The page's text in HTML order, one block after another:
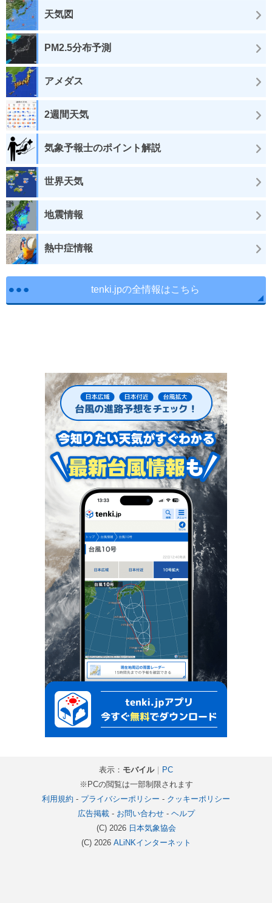
天気図
PM2.5分布予測
アメダス
2週間天気
気象予報士のポイント解説
世界天気
地震情報
熱中症情報
tenki.jpの全情報はこちら
表示： モバイル｜ PC
※PCの閲覧は一部制限されます
利用規約 - プライバシーポリシー - クッキーポリシー
広告掲載- お問い合わせ- ヘルプ
(C) 2026 日本気象協会
(C) 2026 ALiNKインターネット